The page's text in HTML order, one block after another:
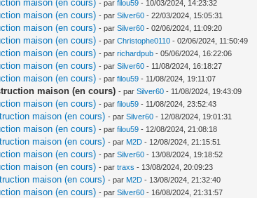
maison (en cours) - parfilou59 - 10/03/2024, 14:23:32
maison (en cours) - parSilver60 - 22/03/2024, 15:05:31
maison (en cours) - parSilver60 - 02/06/2024, 11:09:20
maison (en cours) - parChristophe0110 - 02/06/2024, 11:50:49
maison (en cours) - parrichardpub - 05/06/2024, 16:22:06
maison (en cours) - parSilver60 - 11/08/2024, 16:18:27
maison (en cours) - parfilou59 - 11/08/2024, 19:11:07
maison (en cours) - parSilver60 - 11/08/2024, 19:43:09
maison (en cours) - parfilou59 - 11/08/2024, 23:52:43
maison (en cours) - parSilver60 - 12/08/2024, 19:01:31
maison (en cours) - parfilou59 - 12/08/2024, 21:08:18
maison (en cours) - par M2D - 12/08/2024, 21:15:51
maison (en cours) - parSilver60 - 13/08/2024, 19:18:52
maison (en cours) - partraxs - 13/08/2024, 20:09:23
maison (en cours) - par M2D - 13/08/2024, 21:32:40
maison (en cours) - parSilver60 - 16/08/2024, 21:31:57